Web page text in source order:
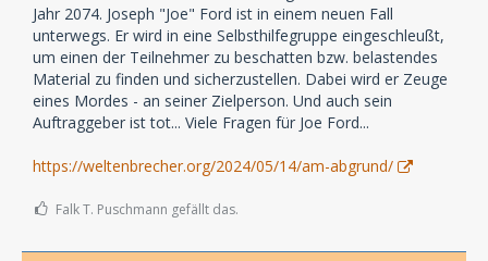
Jahr 2074. Joseph "Joe" Ford ist in einem neuen Fall
unterwegs. Er wird in eine Selbsthilfegruppe eingeschleußt,
um einen der Teilnehmer zu beschatten bzw. belastendes
Material zu finden und sicherzustellen. Dabei wird er Zeuge
eines Mordes - an seiner Zielperson. Und auch sein
Auftraggeber ist tot... Viele Fragen für Joe Ford...
https://weltenbrecher.org/2024/05/14/am-abgrund/
Falk T. Puschmann gefällt das.